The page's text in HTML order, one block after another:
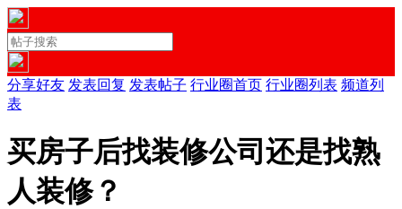
分享好友 发表回复 发表帖子 行业圈首页 行业圈列表 频道列
表
买房子后找装修公司还是找熟
人装修？